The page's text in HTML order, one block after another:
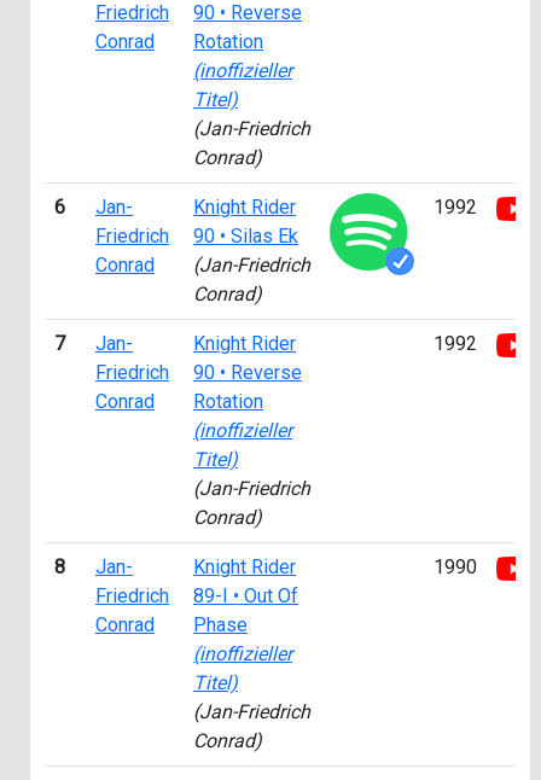
Friedrich
Conrad
90 • Reverse
Rotation
(inoffizieller
Titel)
(Jan-Friedrich
Conrad)
6
Jan-
Friedrich
Conrad
Knight Rider
90 • Silas Ek
(Jan-Friedrich
Conrad)
1992
7
Jan-
Friedrich
Conrad
Knight Rider
90 • Reverse
Rotation
(inoffizieller
Titel)
(Jan-Friedrich
Conrad)
1992
8
Jan-
Friedrich
Conrad
Knight Rider
89-I • Out Of
Phase
(inoffizieller
Titel)
(Jan-Friedrich
Conrad)
1990